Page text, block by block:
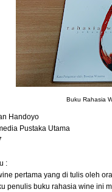
Buku Rahasia
Handoyo
Pustaka Utama
:
pertama yang di tulis oleh
penulis buku rahasia wine ini